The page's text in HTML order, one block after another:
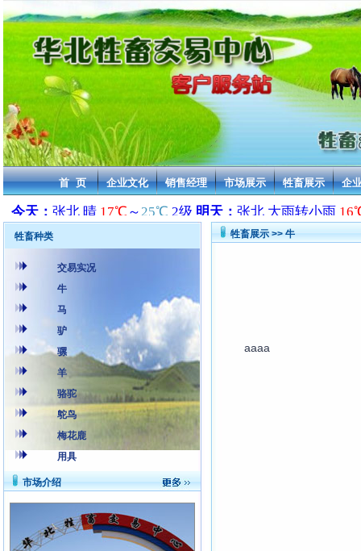
首 页 企业文化 销售经理 市场展示 牲畜展示 企
牲畜种类
交易实况
牛
马
驴
骡
羊
骆驼
鸵鸟
梅花鹿
用具
市场介绍
牲畜展示 >> 牛
aaaa